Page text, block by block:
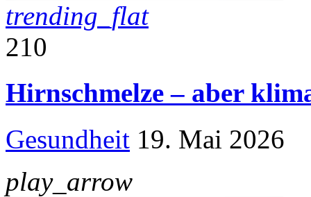
trending_flat
210
Hirnschmelze – aber
Gesundheit 19. Mai 2026
play_arrow